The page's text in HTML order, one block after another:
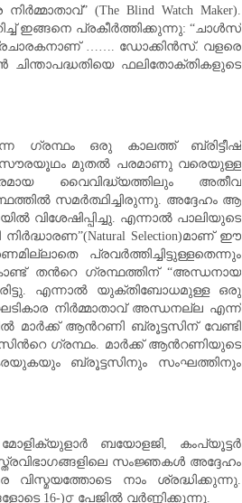
(The Blind Watch Maker).
ഇങ്ങനെ പ്രകീര്‍ത്തിക്കുന്നു: “ചാള്‍സ്
പ്രചാരകനാണ് ……. ഡോക്കിന്‍സ്. വളരെ
ഫലിതോക്തികളുടെ
ഗ്രന്ഥം ഒരു കാലത്ത് ബ്രിട്ടീഷ്‌
സൗരയൂഥം മുതല്‍ പരമാണു വരെയുള്ള
വൈവിദ്ധ്യത്തിലും അതീവ
സമര്‍ത്ഥിച്ചിരുന്നു. അദ്ദേഹം ആ
വിശേഷിപ്പിച്ചു. എന്നാല്‍ പാലിയുടെ
Selection)മാണ് ഈ
പ്രവര്‍ത്തിച്ചിട്ടുള്ളതെന്നും
തന്‍റെ ഗ്രന്ഥത്തിന് “അന്ധനായ
പേരിട്ടു. എന്നാല്‍ യുക്തിബോധമുള്ള ഒരു
നിര്‍മ്മാതാവ്‌ അന്ധനല്ല എന്ന്
ആന്‍റണി ബ്രൂട്ടസിന് വേണ്ടി
ഗ്രന്ഥം. മാര്‍ക്ക്‌ ആന്‍റണിയുടെ
ബ്രൂട്ടസിനും സംഘത്തിനും
ബയോളജി, കംപ്യൂട്ടര്‍
സംജ്ഞകള്‍ അദ്ദേഹം
വിസ്മയത്തോടെ നാം ശ്രദ്ധിക്കുന്നു.
16-)൦ പേജില്‍ വര്‍ണ്ണിക്കുന്നു.